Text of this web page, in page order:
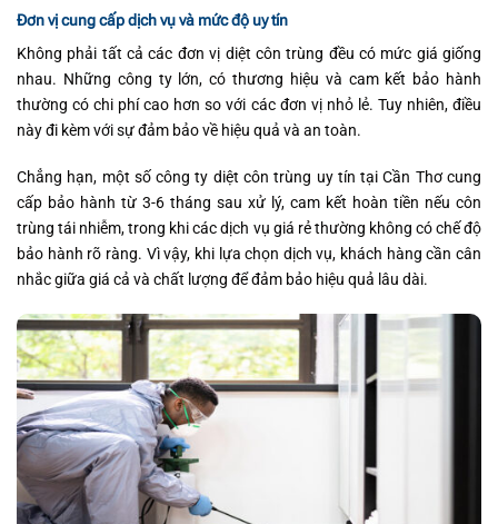
Đơn vị cung cấp dịch vụ và mức độ uy tín
Không phải tất cả các đơn vị diệt côn trùng đều có mức giá giống
nhau. Những công ty lớn, có thương hiệu và cam kết bảo hành
thường có chi phí cao hơn so với các đơn vị nhỏ lẻ. Tuy nhiên, điều
này đi kèm với sự đảm bảo về hiệu quả và an toàn.
Chẳng hạn, một số công ty diệt côn trùng uy tín tại Cần Thơ cung
cấp bảo hành từ 3-6 tháng sau xử lý, cam kết hoàn tiền nếu côn
trùng tái nhiễm, trong khi các dịch vụ giá rẻ thường không có chế độ
bảo hành rõ ràng. Vì vậy, khi lựa chọn dịch vụ, khách hàng cần cân
nhắc giữa giá cả và chất lượng để đảm bảo hiệu quả lâu dài.